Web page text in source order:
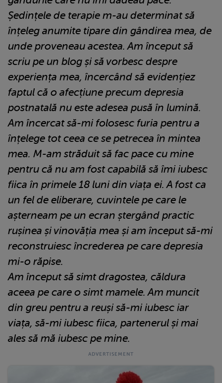
Ședințele de terapie m-au determinat să
înțeleg anumite tipare din gândirea mea, de
unde proveneau acestea. Am început să
scriu pe un blog și să vorbesc despre
experiența mea, încercând să evidențiez
faptul că o afecțiune precum depresia
postnatală nu este adesea pusă în lumină.
Am încercat să-mi folosesc furia pentru a
înțelege tot ceea ce se petrecea în mintea
mea. M-am străduit să fac pace cu mine
pentru că nu am fost capabilă să îmi iubesc
fiica în primele 18 luni din viața ei. A fost ca
un fel de eliberare, cuvintele pe care le
așterneam pe un ecran ștergând practic
rușinea și vinovăția mea și am început să-mi
reconstruiesc încrederea pe care depresia
mi-o răpise.
Am început să simt dragostea, căldura
aceea pe care o simt mamele. Am muncit
din greu pentru a reuși să-mi iubesc iar
viața, să-mi iubesc fiica, partenerul și mai
ales să mă iubesc pe mine.